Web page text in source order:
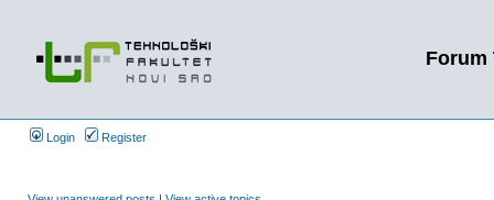
Forum
Login Register